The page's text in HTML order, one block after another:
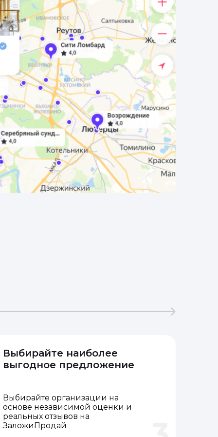
Выбирайте наиболее
выгодное предложение
Выбирайте организации на
основе независимой оценки и
реальных отзывов на
ЗаложиПродай